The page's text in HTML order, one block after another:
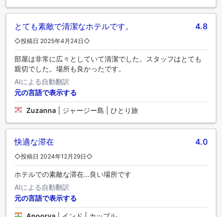
とても素敵で清潔なホテルです。 4.8
◇投稿日 2025年4月24日◇
部屋は非常に広々としていて清潔でした。スタッフはとても
親切でした。場所も良かったです。
AIによる自動翻訳
元の言語で表示する
Zuzanna ジャージー島 | ひとり旅
快適な滞在 4.0
◇投稿日 2024年12月29日◇
ホテルでの素敵な滞在…良い場所です
AIによる自動翻訳
元の言語で表示する